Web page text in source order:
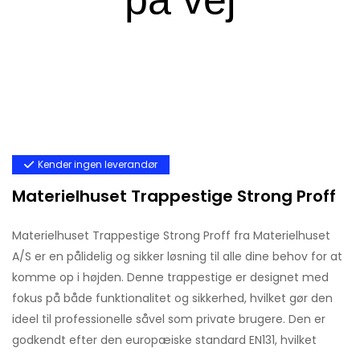
Kender ingen leverandør
Materielhuset Trappestige Strong Proff
Materielhuset Trappestige Strong Proff fra Materielhuset
A/S er en pålidelig og sikker løsning til alle dine behov for at
komme op i højden. Denne trappestige er designet med
fokus på både funktionalitet og sikkerhed, hvilket gør den
ideel til professionelle såvel som private brugere. Den er
godkendt efter den europæiske standard EN131, hvilket